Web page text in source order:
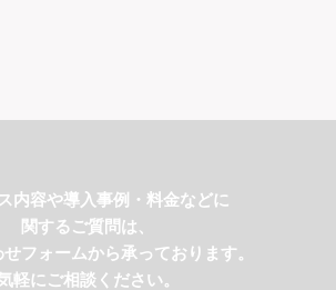
内容や導入事例・料金などに
関するご質問は、
フォームから承っております。
軽にご相談ください。